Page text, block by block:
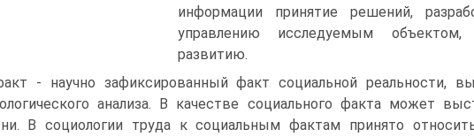
информации принятие решений,
управлению исследуемым объектом,
развитию.
- научно зафиксированный факт социальной реальности,
анализа. В качестве социального факта может
В социологии труда к социальным фактам принято